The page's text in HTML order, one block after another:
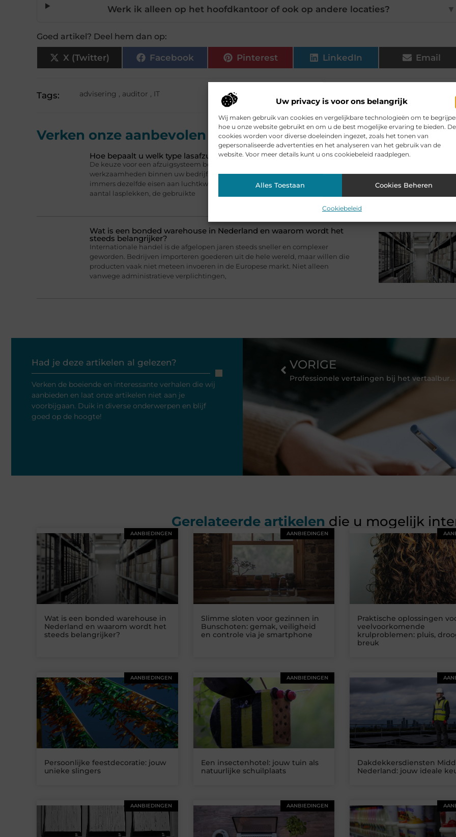
Uw privacy is voor ons belangrijk
Wij maken gebruik van cookies en vergelijkbare technologieën om te
hoe u onze website gebruikt en om u de best mogelijke ervaring te bieden.
cookies worden voor diverse doeleinden ingezet, zoals het tonen van
gepersonaliseerde advertenties en het analyseren van het gebruik van de
website. Voor meer details kunt u ons cookiebeleid raadplegen.
Alles Toestaan Cookies Beheren
Cookiebeleid
Werk ik alleen op het hoofdkantoor of ook op andere locaties? ▼
Goed artikel? Deel hem dan op:
X (Twitter) Facebook Pinterest LinkedIn Email
Tags: advisering , auditor , IT
Verken onze aanbevolen artikelen voor jou.
Hoe bepaalt u welk type lasafzuiging past bij uw productieproces?
De keuze voor een afzuigsysteem begint altijd bij een grondige analyse van de
werkzaamheden binnen uw bedrijf. Niet iedere productieomgeving stelt
immers dezelfde eisen aan luchtkwaliteit en veiligheid. Factoren zoals het
aantal lasplekken, de gebruikte
Wat is een bonded warehouse in Nederland en waarom wordt het
steeds belangrijker?
Internationale handel is de afgelopen jaren steeds sneller en complexer
geworden. Bedrijven importeren goederen uit de hele wereld, maar willen die
producten vaak niet meteen invoeren in de Europese markt. Niet alleen
vanwege administratieve verplichtingen,
Had je deze artikelen al gelezen?
Verken de boeiende en interessante verhalen die wij
aanbieden en laat onze artikelen niet aan je
voorbijgaan. Duik in diverse onderwerpen en blijf
goed op de hoogte!
VORIGE
Professionele vertalingen bij het vertaalbureau Duits
Gerelateerde artikelen die u mogelijk
AANBIEDINGEN
Wat is een bonded warehouse in
Nederland en waarom wordt het
steeds belangrijker?
AANBIEDINGEN
Slimme sloten voor gezinnen in
Bunschoten: gemak, veiligheid
en controle via je smartphone
Praktische oplossingen
veelvoorkomende
krulproblemen: pluis,
breuk
AANBIEDINGEN
Persoonlijke feestdecoratie: jouw
unieke slingers
AANBIEDINGEN
Een insectenhotel: jouw tuin als
natuurlijke schuilplaats
Dakdekkersdiensten
Nederland: jouw ideale
AANBIEDINGEN AANBIEDINGEN